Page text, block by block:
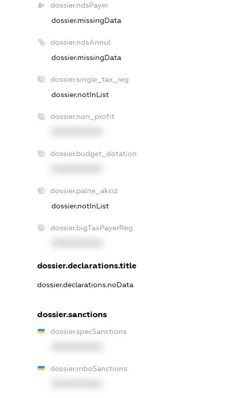
dossier.ndsPayer
dossier.missingData
dossier.ndsAnnul
dossier.missingData
dossier.single_tax_reg
dossier.notInList
dossier.non_profit
dossier.budget_dotation
dossier.palne_akciz
dossier.notInList
dossier.bigTaxPayerReg
dossier.declarations.title
dossier.declarations.noData
dossier.sanctions
dossier.specSanctions
dossier.rnboSanctions